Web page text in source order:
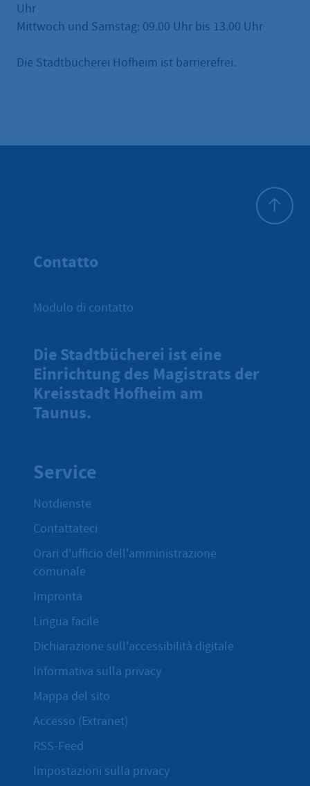
Uhr
Mittwoch und Samstag: 09.00 Uhr bis 13.00 Uhr
Die Stadtbücherei Hofheim ist barrierefrei.
Contatto
Modulo di contatto
Die Stadtbücherei ist eine
Einrichtung des Magistrats der
Kreisstadt Hofheim am
Taunus.
Service
Notdienste
Contattateci
Orari d'ufficio dell'amministrazione
comunale
Impronta
Lingua facile
Dichiarazione sull'accessibilità digitale
Informativa sulla privacy
Mappa del sito
Accesso (Extranet)
RSS-Feed
Impostazioni sulla privacy